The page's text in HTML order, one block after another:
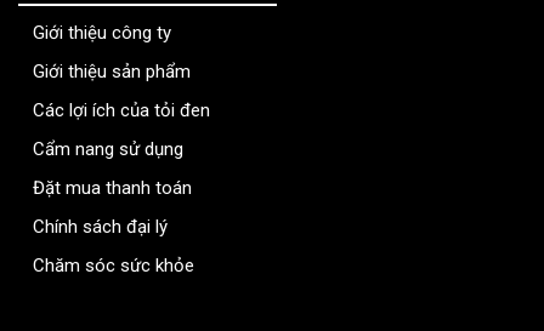
Giới thiệu công ty
Giới thiệu sản phẩm
Các lợi ích của tỏi đen
Cẩm nang sử dụng
Đặt mua thanh toán
Chính sách đại lý
Chăm sóc sức khỏe